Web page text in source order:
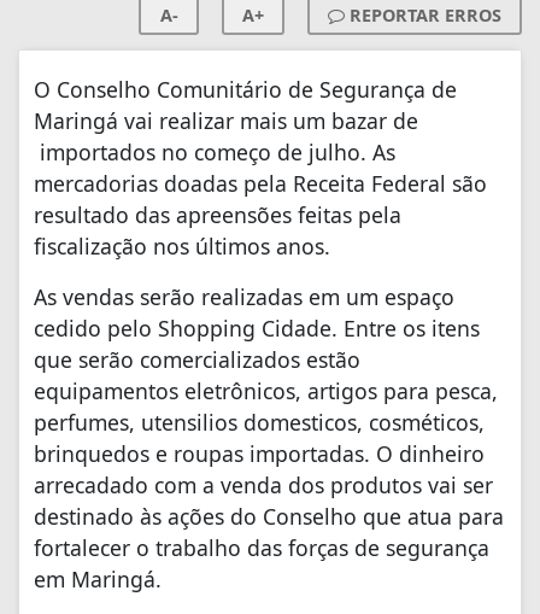
A- A+ REPORTAR ERROS
O Conselho Comunitário de Segurança de
Maringá vai realizar mais um bazar de
importados no começo de julho. As
mercadorias doadas pela Receita Federal são
resultado das apreensões feitas pela
fiscalização nos últimos anos.
As vendas serão realizadas em um espaço
cedido pelo Shopping Cidade. Entre os itens
que serão comercializados estão
equipamentos eletrônicos, artigos para pesca,
perfumes, utensilios domesticos, cosméticos,
brinquedos e roupas importadas. O dinheiro
arrecadado com a venda dos produtos vai ser
destinado às ações do Conselho que atua para
fortalecer o trabalho das forças de segurança
em Maringá.